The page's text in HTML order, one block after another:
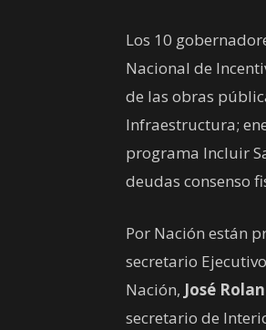
Los 10
Nacional de
de las obras
Infraestructura;
programa Incluir
deudas consenso
Por Nación están
secretario
Nación, José
secretario de